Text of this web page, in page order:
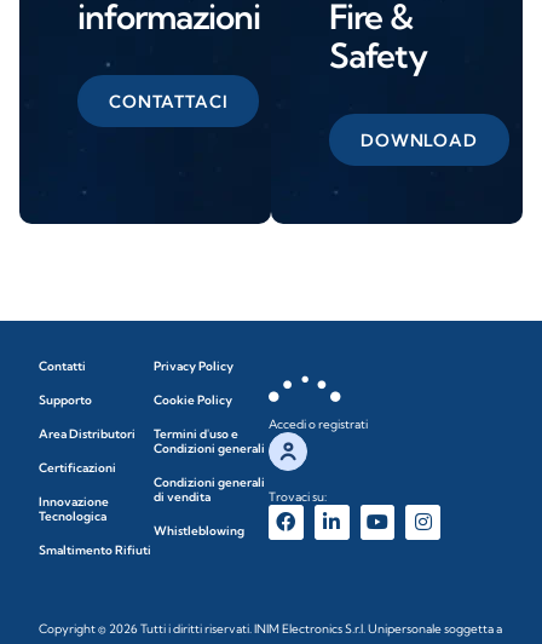
informazioni
CONTATTACI
Fire &
Safety
DOWNLOAD
Contatti
Supporto
Area Distributori
Certificazioni
Innovazione
Tecnologica
Smaltimento Rifiuti
Privacy Policy
Cookie Policy
Termini d'uso e
Condizioni generali
Condizioni generali
di vendita
Whistleblowing
Accedi o registrati
Trovaci su:
Copyright © 2026 Tutti i diritti riservati. INIM Electronics S.r.l. Unipersonale soggetta a